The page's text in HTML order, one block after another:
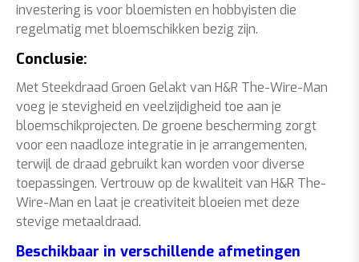
investering is voor bloemisten en hobbyisten die
regelmatig met bloemschikken bezig zijn.
Conclusie:
Met Steekdraad Groen Gelakt van H&R The-Wire-Man
voeg je stevigheid en veelzijdigheid toe aan je
bloemschikprojecten. De groene bescherming zorgt
voor een naadloze integratie in je arrangementen,
terwijl de draad gebruikt kan worden voor diverse
toepassingen. Vertrouw op de kwaliteit van H&R The-
Wire-Man en laat je creativiteit bloeien met deze
stevige metaaldraad.
Beschikbaar in verschillende afmetingen